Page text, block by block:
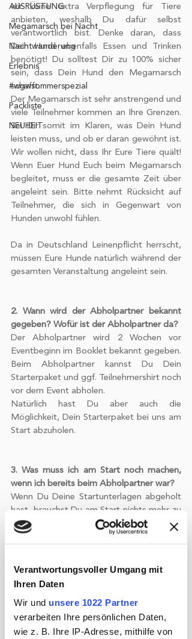
Verantwortungsvoller Umgang mit
Ihren Daten
Wir und unsere 1022 Partner
verarbeiten Ihre persönlichen Daten,
wie z. B. Ihre IP-Adresse, mithilfe von
AUSRÜSTUNG
Megamarsch bei Nacht
Nachtwanderung
Erlebnis
#wgwsommerspezial
Packliste
NEUHEIT
wir keine extra Verpflegung für Tiere
anbieten, weshalb Du dafür selbst
verantwortlich bist. Denke daran, dass
Dein Hund ebenfalls Essen und Trinken
benötigt! Du solltest Dir zu 100% sicher
sein, dass Dein Hund den Megamarsch
schafft.
Der Megamarsch ist sehr anstrengend und
viele Teilnehmer kommen an Ihre Grenzen.
Sei Dir somit im Klaren, was Dein Hund
leisten muss, und ob er daran gewöhnt ist.
Wir wollen nicht, dass Ihr Eure Tiere quält!
Wenn Euer Hund Euch beim Megamarsch
begleitet, muss er die gesamte Zeit über
angeleint sein. Bitte nehmt Rücksicht auf
Teilnehmer, die sich in Gegenwart von
Hunden unwohl fühlen.
Da in Deutschland Leinenpflicht herrscht,
müssen Eure Hunde natürlich während der
gesamten Veranstaltung angeleint sein.
2. Wann wird der Abholpartner bekannt
gegeben? Wofür ist der Abholpartner da?
Der Abholpartner wird 2 Wochen vor
Eventbeginn im Booklet bekannt gegeben.
Beim Abholpartner kannst Du Dein
Starterpaket und ggf. Teilnehmershirt noch
vor dem Event abholen.
Natürlich hast Du aber auch die
Möglichkeit, Dein Starterpaket bei uns am
Start abzuholen.
3. Was muss ich am Start noch machen,
wenn ich bereits beim Abholpartner war?
Wenn Du Deine Startunterlagen abgeholt
hast, brauchst Du am Start nichts mehr zu
machen. Zieh Dein Bändchen an, damit Du
dich als Teilnehmer bemerkbar machst und
kannst Du diesen bei uns am Start
abholen. Der Wanderpass ist keine Pflicht,
um am Megamarsch teilnehmen zu
können.